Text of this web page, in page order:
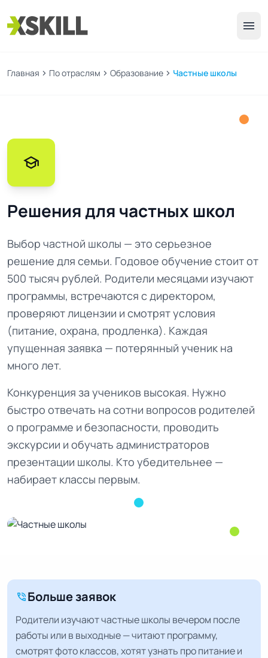
menu
Главная chevron_right По отраслям chevron_right Образование chevron_right Частные школы
school
Решения для частных школ
Выбор частной школы — это серьезное
решение для семьи. Годовое обучение стоит от
500 тысяч рублей. Родители месяцами изучают
программы, встречаются с директором,
проверяют лицензии и смотрят условия
(питание, охрана, продленка). Каждая
упущенная заявка — потерянный ученик на
много лет.
Конкуренция за учеников высокая. Нужно
быстро отвечать на сотни вопросов родителей
о программе и безопасности, проводить
экскурсии и обучать администраторов
презентации школы. Кто убедительнее —
набирает классы первым.
phone_in_talkБольше заявок
Родители изучают частные школы вечером после
работы или в выходные — читают программу,
смотрят фото классов, хотят узнать про питание и